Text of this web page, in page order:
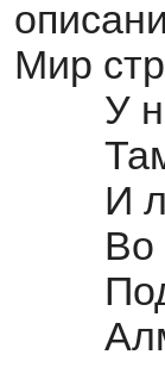
Мир
У
И
Во